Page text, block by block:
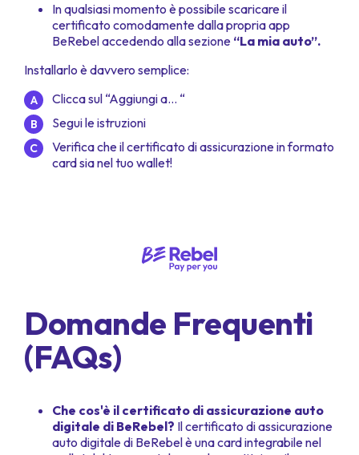
In qualsiasi momento è possibile scaricare il
certificato comodamente dalla propria app
BeRebel accedendo alla sezione “La mia auto”.
Installarlo è davvero semplice:
Clicca sul “Aggiungi a… “
Segui le istruzioni
Verifica che il certificato di assicurazione in formato
card sia nel tuo wallet!
Domande Frequenti
(FAQs)
Che cos'è il certificato di assicurazione auto
digitale di BeRebel? Il certificato di assicurazione
auto digitale di BeRebel è una card integrabile nel